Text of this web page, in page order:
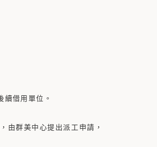
借用單位。
由群美中心提出派工申請，